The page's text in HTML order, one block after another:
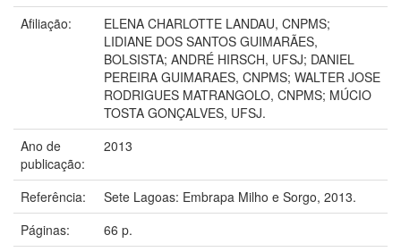
Afiliação:
ELENA CHARLOTTE LANDAU, CNPMS;
LIDIANE DOS SANTOS GUIMARÃES,
BOLSISTA; ANDRÉ HIRSCH, UFSJ; DANIEL
PEREIRA GUIMARAES, CNPMS; WALTER JOSE
RODRIGUES MATRANGOLO, CNPMS; MÚCIO
TOSTA GONÇALVES, UFSJ.
Ano de
publicação:
2013
Referência:
Sete Lagoas: Embrapa Milho e Sorgo, 2013.
Páginas:
66 p.